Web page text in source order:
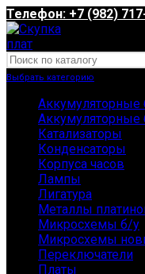
Телефон: +7 (982)
Выбрать категорию
Аккумуляторные
Аккумуляторные
Катализаторы
Конденсаторы
Корпуса часов
Лампы
Лигатура
Металлы
Микросхемы б/у
Микросхемы
Переключатели
Платы